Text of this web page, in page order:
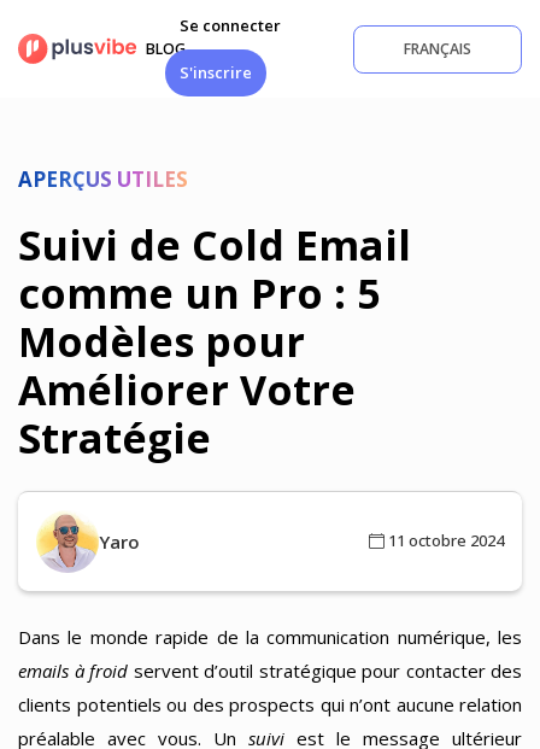
contenu
BLOG
Se connecter
S'inscrire
FRANÇAIS
APERÇUS UTILES
Suivi de Cold Email
comme un Pro : 5
Modèles pour
Améliorer Votre
Stratégie
Yaro 11 octobre 2024
Dans le monde rapide de la communication numérique, les
emails à froid servent d’outil stratégique pour contacter des
clients potentiels ou des prospects qui n’ont aucune relation
préalable avec vous. Un suivi est le message ultérieur